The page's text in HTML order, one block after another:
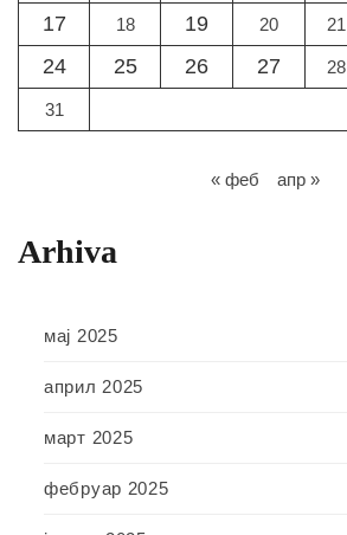
17 18 19 20 21
24
25 26 27 28
31
« феб апр »
Arhiva
мај 2025
април 2025
март 2025
фебруар 2025